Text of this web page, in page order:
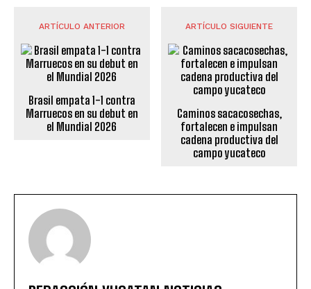
ARTÍCULO ANTERIOR
Brasil empata 1-1 contra
Marruecos en su debut en
el Mundial 2026
ARTÍCULO SIGUIENTE
Caminos sacacosechas,
fortalecen e impulsan
cadena productiva del
campo yucateco